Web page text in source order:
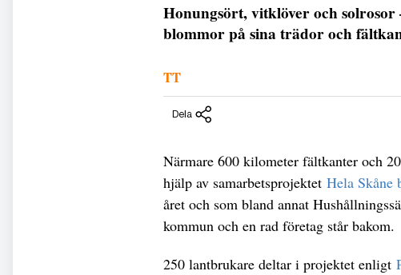
Honungsört, vitklöver och solrosor
blommor på sina trädor och
TT
Dela
Närmare 600 kilometer fältkanter och
hjälp av samarbetsprojektet Hela Skåne
året och som bland annat
kommun och en rad företag står bakom.
250 lantbrukare deltar i projektet enligt